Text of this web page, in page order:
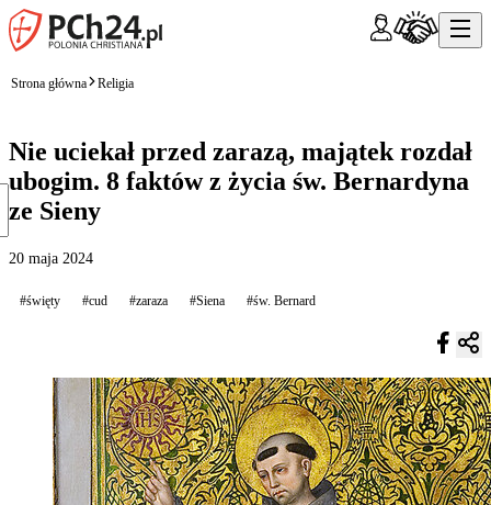
Strona główna Religia
Nie uciekał przed zarazą, majątek rozdał
ubogim. 8 faktów z życia św. Bernardyna
ze Sieny
20 maja 2024
#święty #cud #zaraza #Siena #św. Bernard